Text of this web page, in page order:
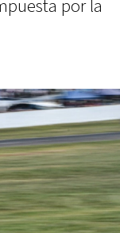
por la